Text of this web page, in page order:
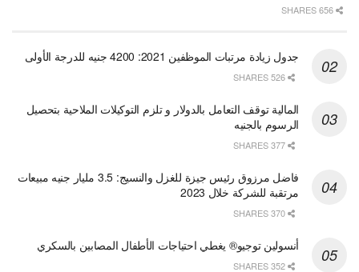
جدول زيادة مرتبات الموظفين 2021: 4200 جنيه للدرجة الأولى
المالية توقف التعامل بالدولار و تلزم التوكيلات الملاحية بتحصيل
الرسوم بالجنيه
فاضل مرزوق رئيس جيزة للغزل والنسيج: 3.5 مليار جنيه مبيعات
مرتقبة للشركة خلال 2023
أنسولين توجيو® يغطي احتياجات الأطفال المصابين بالسكري